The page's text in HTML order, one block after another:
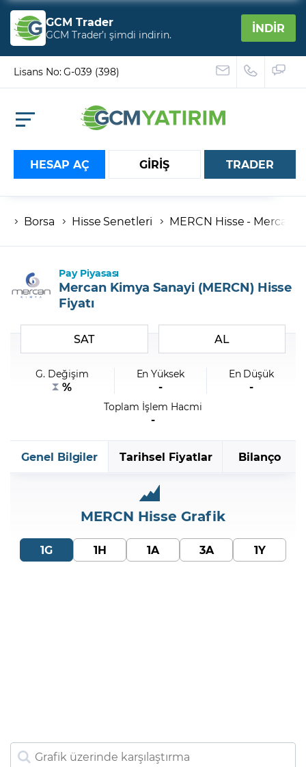
GCM Trader
GCM Trader’ı şimdi indirin. İNDİR
Lisans No: G-039 (398)
HESAP AÇ GİRİŞ
Hesap numaranız
Şifremi Unuttum
TRADER
Borsa Hisse Senetleri MERCN Hisse - Mercan
Pay Piyasası
Mercan Kimya Sanayi (MERCN) Hisse
Fiyatı
SAT AL
G. Değişim
%
En Yüksek
-
En Düşük
-
Toplam İşlem Hacmi
-
Genel Bilgiler Tarihsel Fiyatlar Bilanço
MERCN Hisse Grafik
1G 1H 1A 3A 1Y